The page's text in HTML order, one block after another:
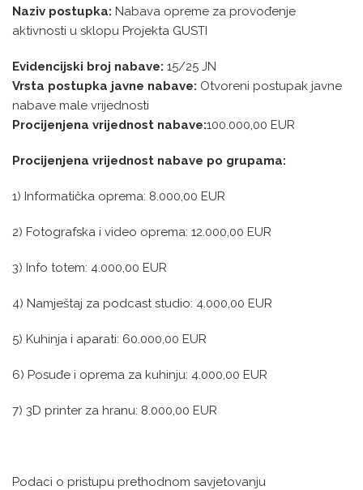
Naziv postupka: Nabava opreme za provođenje
aktivnosti u sklopu Projekta GUSTI
Evidencijski broj nabave: 15/25 JN
Vrsta postupka javne nabave: Otvoreni postupak javne
nabave male vrijednosti
Procijenjena vrijednost nabave:100.000,00 EUR
Procijenjena vrijednost nabave po grupama:
1) Informatička oprema: 8.000,00 EUR
2) Fotografska i video oprema: 12.000,00 EUR
3) Info totem: 4.000,00 EUR
4) Namještaj za podcast studio: 4.000,00 EUR
5) Kuhinja i aparati: 60.000,00 EUR
6) Posuđe i oprema za kuhinju: 4.000,00 EUR
7) 3D printer za hranu: 8.000,00 EUR
Podaci o pristupu prethodnom savjetovanju